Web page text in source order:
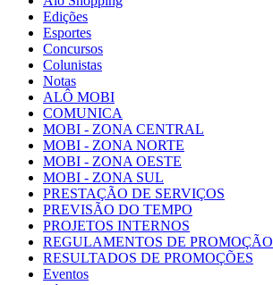
Edições
Esportes
Concursos
Colunistas
Notas
ALÔ MOBI
COMUNICA
MOBI - ZONA CENTRAL
MOBI - ZONA NORTE
MOBI - ZONA OESTE
MOBI - ZONA SUL
PRESTAÇÃO DE SERVIÇOS
PREVISÃO DO TEMPO
PROJETOS INTERNOS
REGULAMENTOS DE PROMOÇÃO
RESULTADOS DE PROMOÇÕES
Eventos